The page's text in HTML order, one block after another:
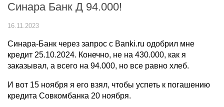
Синара Банк Д 94.000!
16.11.2023
Синара-Банк через запрос с Banki.ru одобрил мне
кредит 25.10.2024. Конечно, не на 430.000, как я
заказывал, а всего на 94.000, но все равно хлеб.
И вот 15 ноября я его взял, чтобы успеть к погашению
кредита Совкомбанка 20 ноября.